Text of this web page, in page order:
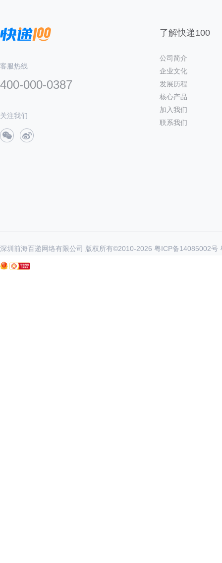
客服热线
400-000-0387
关注我们
了解快递100
公司简介
企业文化
发展历程
核心产品
加入我们
联系我们
深圳前海百递网络有限公司 版权所有©2010-2026 粤ICP备14085002号